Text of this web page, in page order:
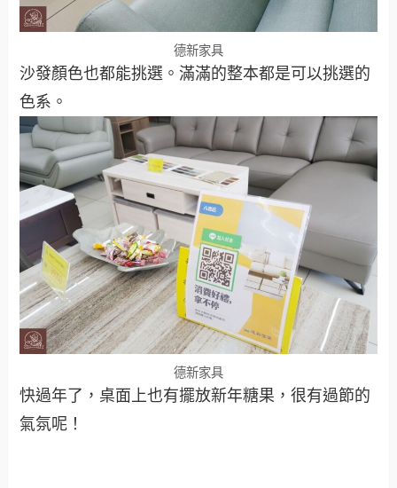
德新家具
沙發顏色也都能挑選。滿滿的整本都是可以挑選的
色系。
德新家具
快過年了，桌面上也有擺放新年糖果，很有過節的
氣氛呢！